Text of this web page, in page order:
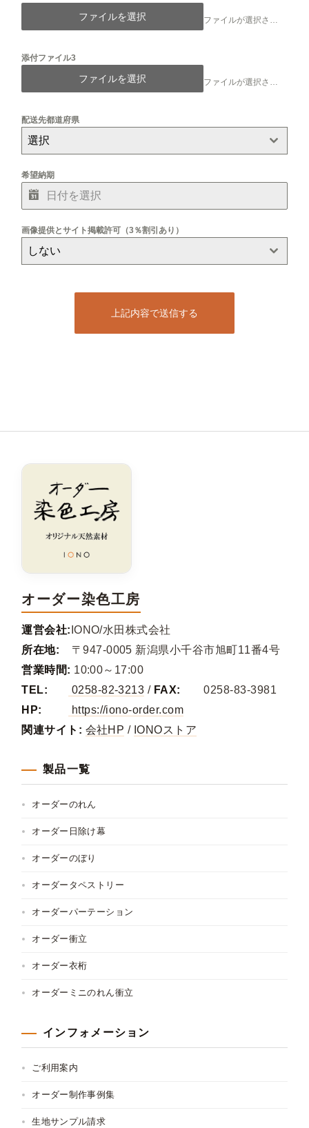
ファイルを選択 ファイルが選択されていません
添付ファイル3
ファイルを選択 ファイルが選択されていません
配送先都道府県
選択
希望納期
画像提供とサイト掲載許可（3％割引あり）
しない
上記内容で送信する
オーダー染色工房
運営会社: IONO/水田株式会社
所在地:
〒947-0005 新潟県小千谷市旭町11番4号
営業時間: 10:00～17:00
TEL:
0258-82-3213 / FAX:
0258-83-3981
HP:
https://iono-order.com
関連サイト: 会社HP / IONOストア
製品一覧
オーダーのれん
オーダー日除け幕
オーダーのぼり
オーダータペストリー
オーダーパーテーション
オーダー衝立
オーダー衣桁
オーダーミニのれん衝立
インフォメーション
ご利用案内
オーダー制作事例集
生地サンプル請求